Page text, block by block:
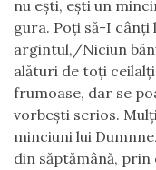
nu eşti, eşti un
gura. Poţi să-I cânţi
argintul,/Niciun bă
alături de toţi ceilalţ
frumoase, dar se
vorbeşti serios. Mulţ
minciuni lui
din săptămână, prin